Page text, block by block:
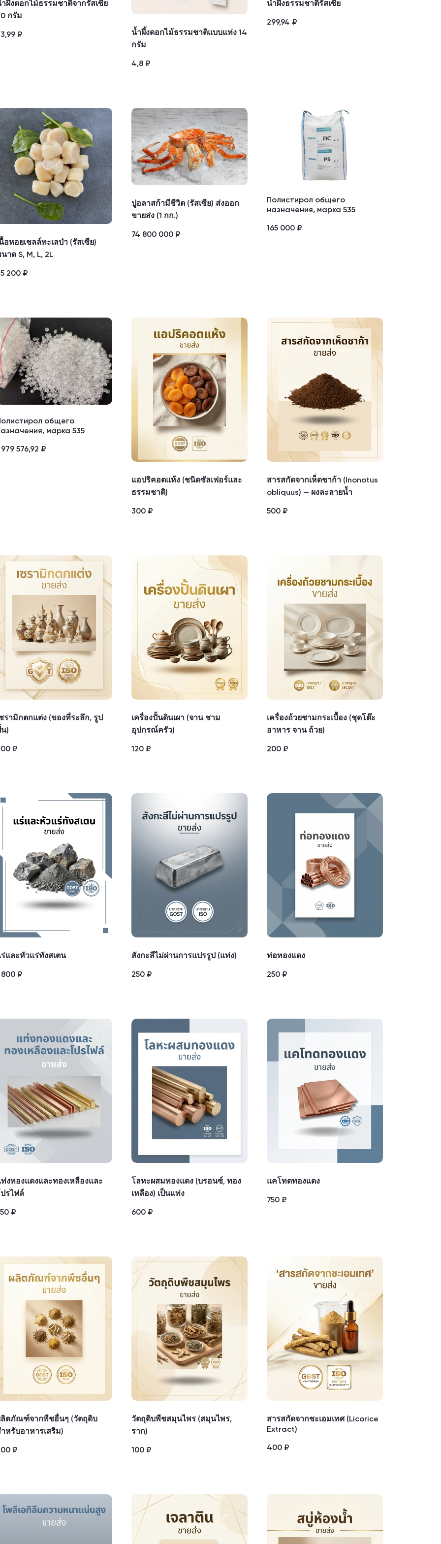
ผึ้งดอกไม้ธรรมชาติจากรัสเซีย
กรัม
₽
น้ำผึ้งดอกไม้ธรรมชาติแบบแท่ง 14
กรัม
4,8 ₽
น้ำผึ้งธรรมชาติรัสเซีย
299,94 ₽
อหอยเชลล์ทะเลป่า (รัสเซีย)
าด S, M, L, 2L
200 ₽
ปูอลาสก้ามีชีวิต (รัสเซีย) ส่งออก
ขายส่ง (1 กก.)
74 800 000 ₽
Полистирол общего
назначения, марка 535
165 000 ₽
общего
марка 535
979 576,92 ₽
แอปริคอตแห้ง (ชนิดซัลเฟอร์และ
ธรรมชาติ)
300 ₽
สารสกัดจากเห็ดชาก้า (Inonotus
obliquus) — ผงละลายน้ำ
500 ₽
รามิกตกแต่ง (ของที่ระลึก, รูป
)
₽
เครื่องปั้นดินเผา (จาน ชาม
อุปกรณ์ครัว)
120 ₽
เครื่องถ้วยชามกระเบื้อง (ชุดโต๊ะ
อาหาร จาน ถ้วย)
200 ₽
และหัวแร่ทังสเตน
800 ₽
สังกะสีไม่ผ่านการแปรรูป (แท่ง)
250 ₽
ท่อทองแดง
250 ₽
งทองแดงและทองเหลืองและ
รไฟล์
₽
โลหะผสมทองแดง (บรอนซ์, ทอง
เหลือง) เป็นแท่ง
600 ₽
แคโทดทองแดง
750 ₽
ตภัณฑ์จากพืชอื่นๆ (วัตถุดิบ
หรับอาหารเสริม)
₽
วัตถุดิบพืชสมุนไพร (สมุนไพร,
ราก)
100 ₽
สารสกัดจากชะเอมเทศ (Licorice
Extract)
400 ₽